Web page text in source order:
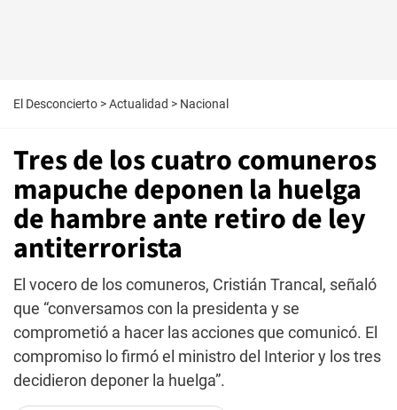
El Desconcierto >Actualidad > Nacional
Tres de los cuatro comuneros
mapuche deponen la huelga
de hambre ante retiro de ley
antiterrorista
El vocero de los comuneros, Cristián Trancal, señaló
que “conversamos con la presidenta y se
comprometió a hacer las acciones que comunicó. El
compromiso lo firmó el ministro del Interior y los tres
decidieron deponer la huelga”.